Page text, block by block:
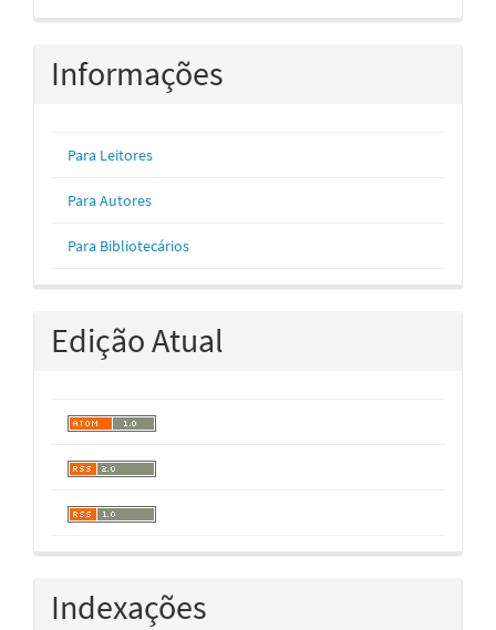
Informações
Para Leitores
Para Autores
Para Bibliotecários
Edição Atual
Indexações